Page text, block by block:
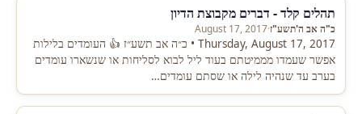
תהלים קלד - דברים מקבוצת הדיון
כ"ה אב ה'תשע"ז·
August 17, 2017
Thursday, August 17, 2017 • כ״ה אב תשע״ז 👍 העומדים בלילות
אפשר שעמדו מממיטתם בעוד ליל לבוא לסליחות או שנשארו עומדים
בערב עד שנהיה לילה או שסתם עומדים…